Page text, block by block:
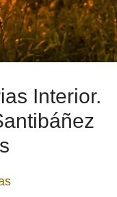
Interior.